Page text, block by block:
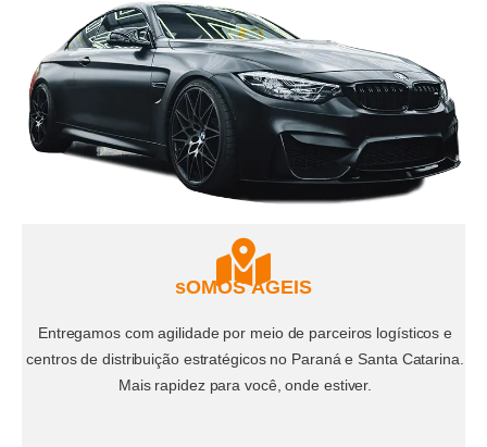
s
a
p
p
a
g
r
a
m
sOMOS ÁGEIS
Entregamos com agilidade por meio de parceiros logísticos e
centros de distribuição estratégicos no Paraná e Santa Catarina.
Mais rapidez para você, onde estiver.